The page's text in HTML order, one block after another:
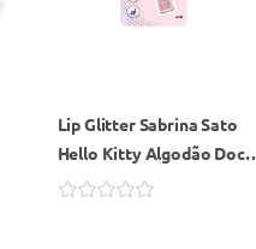
Lip Glitter Sabrina Sato
Hello Kitty Algodão Doce
4ml